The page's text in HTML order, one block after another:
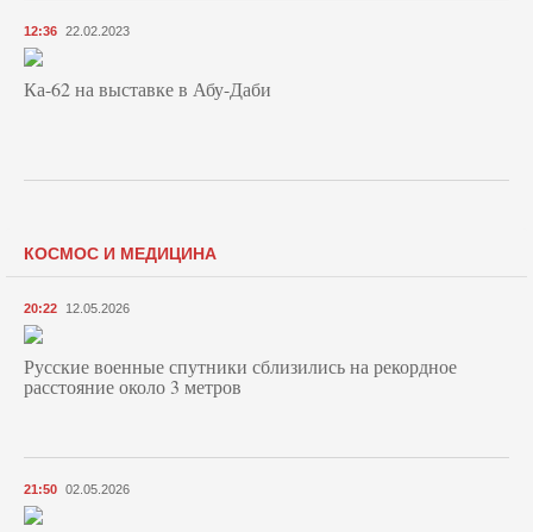
12:36 22.02.2023
Ка-62 на выставке в Абу-Даби
КОСМОС И МЕДИЦИНА
20:22 12.05.2026
Русские военные спутники сблизились на рекордное
расстояние около 3 метров
21:50 02.05.2026